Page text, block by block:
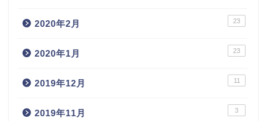
2020年2月 23
2020年1月 23
2019年12月 11
2019年11月 3